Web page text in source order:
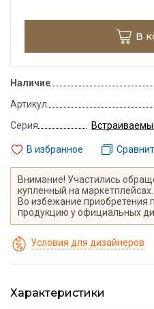
В
Наличие
Артикул
Серия
В избранное
Внимание! Участились
купленный на маркетплейсах.
Во избежание приобретения
продукцию у официальных
Условия для дизайнеров
Характеристики